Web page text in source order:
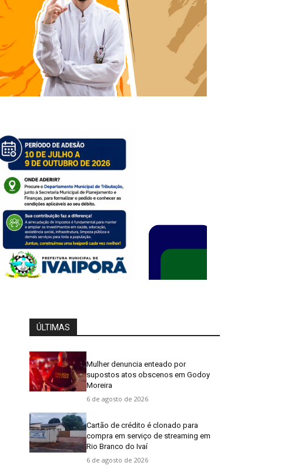
ÚLTIMAS
Mulher denuncia enteado por
supostos atos obscenos em Godoy
Moreira
6 de agosto de 2026
Cartão de crédito é clonado para
compra em serviço de streaming em
Rio Branco do Ivaí
6 de agosto de 2026